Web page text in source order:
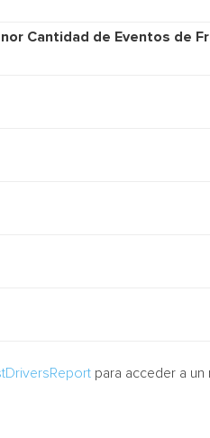
Cantidad de Eventos de
para acceder a